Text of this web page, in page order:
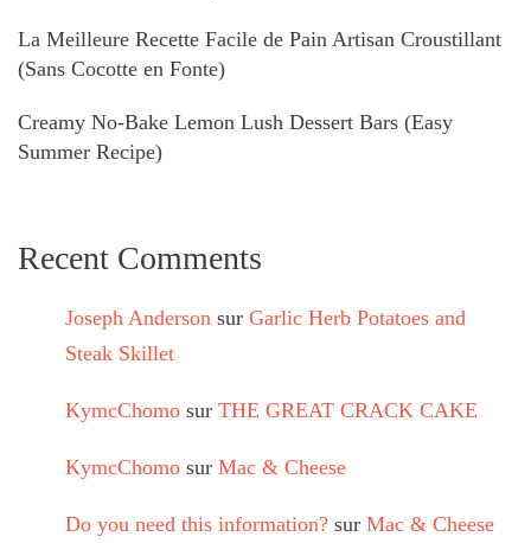
La Meilleure Recette Facile de Pain Artisan Croustillant
(Sans Cocotte en Fonte)
Creamy No-Bake Lemon Lush Dessert Bars (Easy
Summer Recipe)
Recent Comments
Joseph Anderson sur Garlic Herb Potatoes and
Steak Skillet
KymcChomo sur THE GREAT CRACK CAKE
KymcChomo sur Mac & Cheese
Do you need this information? sur Mac & Cheese